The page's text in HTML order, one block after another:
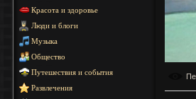
Красота и здоровье
Люди и блоги
Музыка
Общество
Путешествия и события
Развлечения